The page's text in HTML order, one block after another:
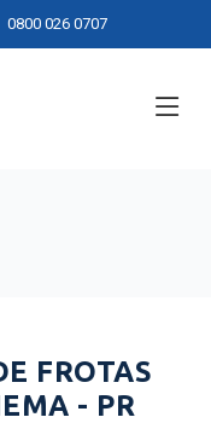
0800 026 0707
FROTAS
- PR